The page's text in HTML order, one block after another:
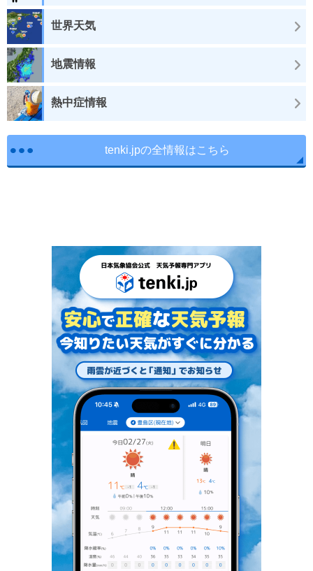
世界天気
地震情報
熱中症情報
tenki.jpの全情報はこちら